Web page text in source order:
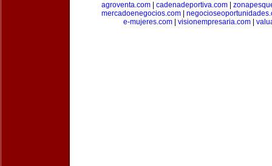
agroventa.com
cadenadeportiva.com
mercadoenegocios.com
e-mujeres.com
visionempresaria.com